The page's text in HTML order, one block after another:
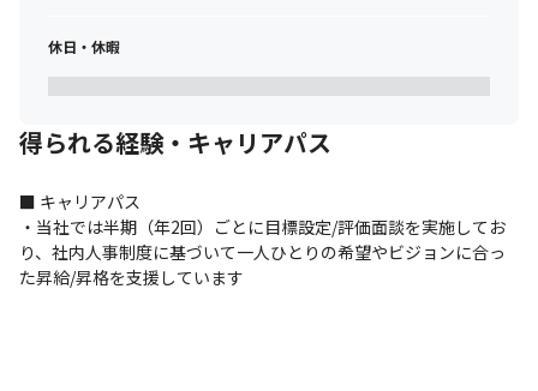
休日・休暇
得られる経験・キャリアパス
■ キャリアパス
・当社では半期（年2回）ごとに目標設定/評価面談を実施してお
り、社内人事制度に基づいて一人ひとりの希望やビジョンに合っ
た昇給/昇格を支援しています